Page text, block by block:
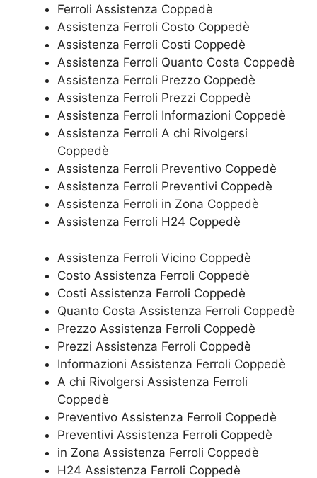
Ferroli Assistenza Coppedè
Assistenza Ferroli Costo Coppedè
Assistenza Ferroli Costi Coppedè
Assistenza Ferroli Quanto Costa Coppedè
Assistenza Ferroli Prezzo Coppedè
Assistenza Ferroli Prezzi Coppedè
Assistenza Ferroli Informazioni Coppedè
Assistenza Ferroli A chi Rivolgersi
Coppedè
Assistenza Ferroli Preventivo Coppedè
Assistenza Ferroli Preventivi Coppedè
Assistenza Ferroli in Zona Coppedè
Assistenza Ferroli H24 Coppedè
Assistenza Ferroli Vicino Coppedè
Costo Assistenza Ferroli Coppedè
Costi Assistenza Ferroli Coppedè
Quanto Costa Assistenza Ferroli Coppedè
Prezzo Assistenza Ferroli Coppedè
Prezzi Assistenza Ferroli Coppedè
Informazioni Assistenza Ferroli Coppedè
A chi Rivolgersi Assistenza Ferroli
Coppedè
Preventivo Assistenza Ferroli Coppedè
Preventivi Assistenza Ferroli Coppedè
in Zona Assistenza Ferroli Coppedè
H24 Assistenza Ferroli Coppedè